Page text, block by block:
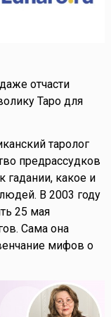
отчасти
Таро для
таролог
предрассудков
гадании, какое и
В 2003 году
25 мая
Сама она
мифов о